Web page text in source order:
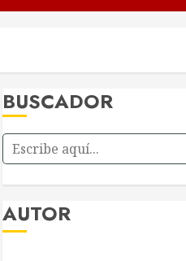
BUSCADOR
AUTOR